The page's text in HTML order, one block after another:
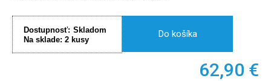
Dostupnosť: Skladom
Na sklade: 2 kusy
Do košíka
62,90 €